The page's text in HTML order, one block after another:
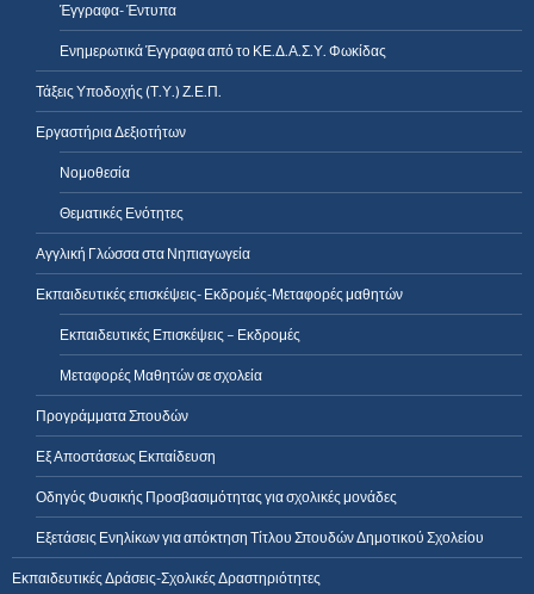
Έγγραφα- Έντυπα
Ενημερωτικά Έγγραφα από το ΚΕ.Δ.Α.Σ.Υ. Φωκίδας
Τάξεις Υποδοχής (Τ.Υ.) Ζ.Ε.Π.
Εργαστήρια Δεξιοτήτων
Νομοθεσία
Θεματικές Ενότητες
Αγγλική Γλώσσα στα Νηπιαγωγεία
Εκπαιδευτικές επισκέψεις- Εκδρομές-Μεταφορές μαθητών
Εκπαιδευτικές Επισκέψεις – Εκδρομές
Μεταφορές Μαθητών σε σχολεία
Προγράμματα Σπουδών
Εξ Αποστάσεως Εκπαίδευση
Οδηγός Φυσικής Προσβασιμότητας για σχολικές μονάδες
Εξετάσεις Ενηλίκων για απόκτηση Τίτλου Σπουδών Δημοτικού Σχολείου
Εκπαιδευτικές Δράσεις-Σχολικές Δραστηριότητες